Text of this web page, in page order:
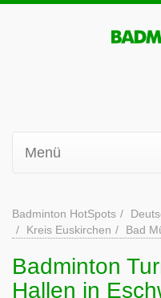
Menü
Badminton HotSpots
Kreis Euskirchen
Bad
Badminton
Hallen in